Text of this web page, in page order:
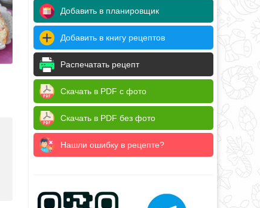
Добавить в планировщик
Добавить в книгу рецептов
Распечатать рецепт
Скачать в PDF с фото
Скачать в PDF без фото
Нашли ошибку в рецепте?